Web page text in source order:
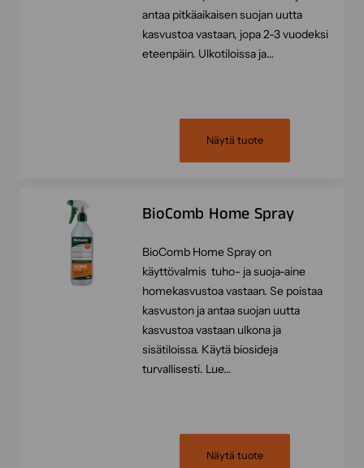
antaa pitkäaikaisen suojan uutta
kasvustoa vastaan, jopa 2-3 vuodeksi
eteenpäin. Ulkotiloissa ja…
Näytä tuote
BioComb Home Spray
BioComb Home Spray on
käyttövalmis tuho- ja suoja-aine
homekasvustoa vastaan. Se poistaa
kasvuston ja antaa suojan uutta
kasvustoa vastaan ulkona ja
sisätiloissa. Käytä biosideja
turvallisesti. Lue…
Näytä tuote